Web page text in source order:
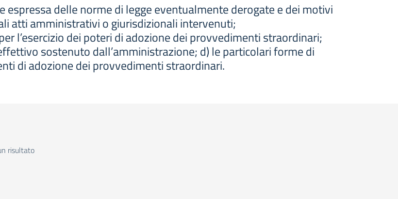
delle norme di legge eventualmente derogate e dei motivi
atti amministrativi o giurisdizionali intervenuti;
l’esercizio dei poteri di adozione dei provvedimenti straordinari;
sostenuto dall’amministrazione; d) le particolari forme di
di adozione dei provvedimenti straordinari.
risultato